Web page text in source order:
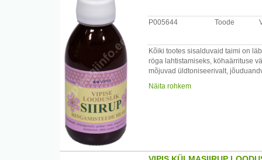
Hoiatused: mitte hoida otseses
Tootja: OÜ Vipis, Veldi tee 2, Rae
P005644 Toode
Kõiki tootes sisalduvaid taimi on
röga lahtistamiseks, köhaärrituse
mõjuvad üldtoniseerivalt,
Kasutamine: enne tarvitamist
toodet kasuta. Mitte
Näita rohkem